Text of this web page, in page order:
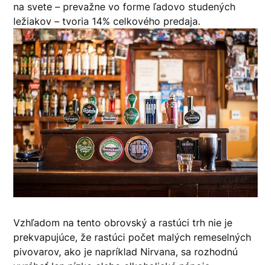
na svete – prevažne vo forme ľadovo studených
ležiakov – tvoria 14% celkového predaja.
Vzhľadom na tento obrovský a rastúci trh nie je
prekvapujúce, že rastúci počet malých remeselných
pivovarov, ako je napríklad Nirvana, sa rozhodnú